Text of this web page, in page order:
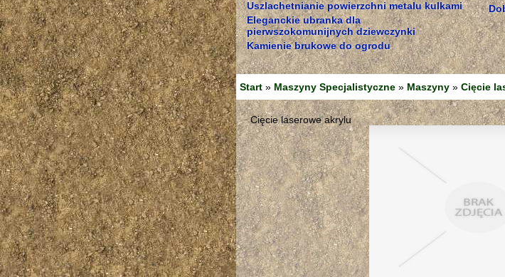
Uszlachetnianie powierzchni metalu kulkami
Eleganckie ubranka dla
pierwszokomunijnych dziewczynki
Kamienie brukowe do ogrodu
Start » Maszyny Specjalistyczne » Maszyny » Cięcie
Cięcie laserowe akrylu